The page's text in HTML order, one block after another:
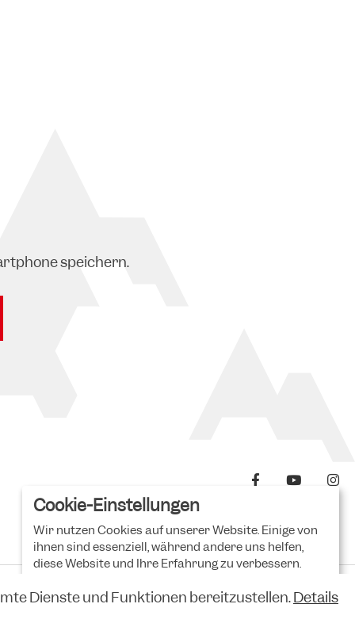
speichern.
Datenschutz AGB Impressum Kontakt
Dienste und Funktionen bereitzustellen.Details
Cookie-Einstellungen
Wir nutzen Cookies auf unserer Website. Einige von
ihnen sind essenziell, während andere uns helfen,
diese Website und Ihre Erfahrung zu verbessern.